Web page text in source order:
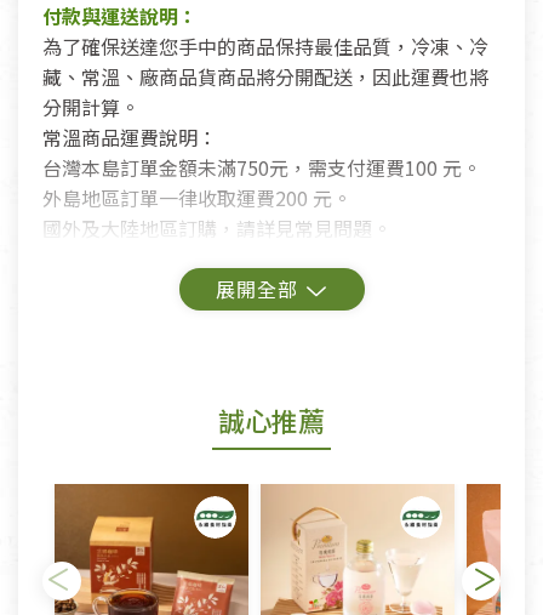
付款與運送說明：
為了確保送達您手中的商品保持最佳品質，冷凍、冷
藏、常溫、廠商品貨商品將分開配送，因此運費也將
分開計算。
常溫商品運費說明：
台灣本島訂單金額未滿750元，需支付運費100 元。
外島地區訂單一律收取運費200 元。
國外及大陸地區訂購，請詳見常見問題。
鑑賞期商品說明：
若您購買的商品有下列「不適用七天鑑賞期商品」情
形者，除商品瑕疵以外，恕不接受退換貨.
依消保法之規定提供該商品七天免費鑑賞期(含例假
日)的服務，原則上若商品未經使用或被汙損(除商品
瑕疵)，一般皆可申請退換貨。
誠心推薦